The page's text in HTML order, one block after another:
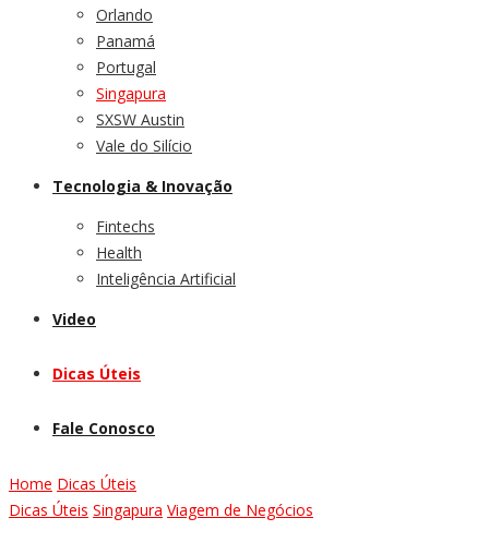
Orlando
Panamá
Portugal
Singapura
SXSW Austin
Vale do Silício
Tecnologia & Inovação
Fintechs
Health
Inteligência Artificial
Video
Dicas Úteis
Fale Conosco
Home Dicas Úteis
Dicas Úteis Singapura Viagem de Negócios